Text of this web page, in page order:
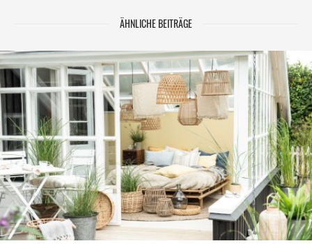
ÄHNLICHE BEITRÄGE